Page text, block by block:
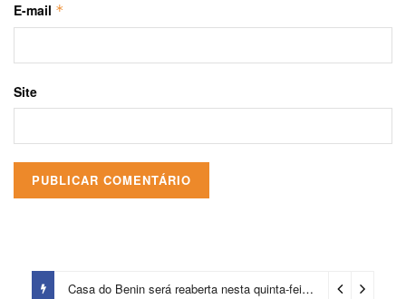
E-mail *
Site
Casa do Benin será reaberta nesta quinta-feira (6) 2 dias ago